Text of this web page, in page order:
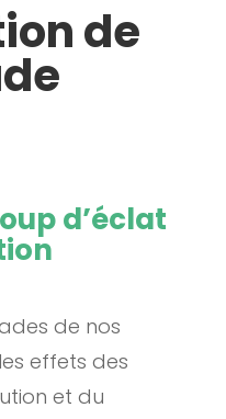
de
d’éclat
de nos
effets des
et du